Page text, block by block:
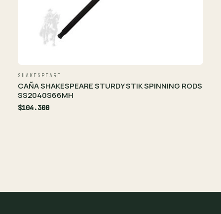
SHAKESPEARE
CAÑA SHAKESPEARE STURDY STIK SPINNING RODS
SS2040S66MH
$104.300